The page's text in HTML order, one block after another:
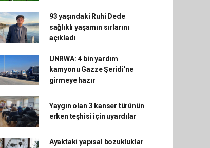
93 yaşındaki Ruhi Dede
sağlıklı yaşamın sırlarını
açıkladı
UNRWA: 4 bin yardım
kamyonu Gazze Şeridi'ne
girmeye hazır
Yaygın olan 3 kanser türünün
erken teşhisi için uyardılar
Ayaktaki yapısal bozukluklar